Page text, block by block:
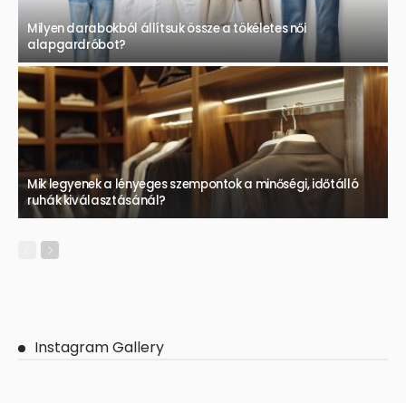
Milyen darabokból állítsuk össze a tökéletes női
alapgardróbot?
Mik legyenek a lényeges szempontok a minőségi, időtálló
ruhák kiválasztásánál?
Instagram Gallery